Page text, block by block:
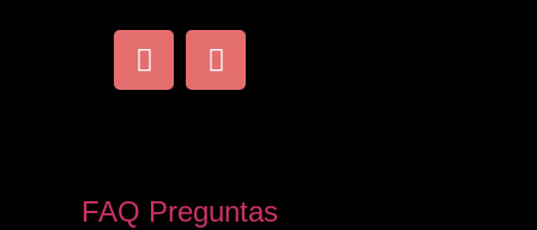
FAQ Preguntas